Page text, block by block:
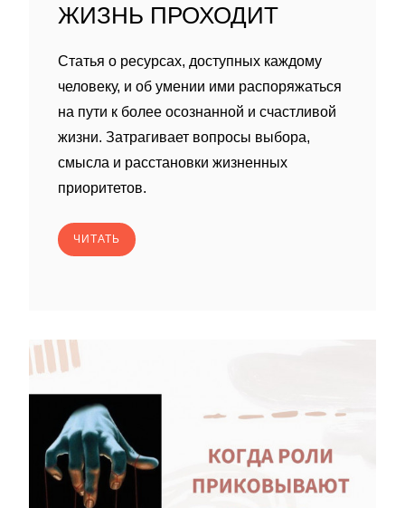
ЖИЗНЬ ПРОХОДИТ
Статья о ресурсах, доступных каждому
человеку, и об умении ими распоряжаться
на пути к более осознанной и счастливой
жизни. Затрагивает вопросы выбора,
смысла и расстановки жизненных
приоритетов.
ЧИТАТЬ